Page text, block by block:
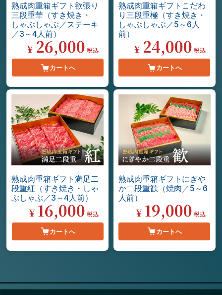
熟成肉重箱ギフト欲張り
三段重華（すき焼き・
しゃぶしゃぶ／ステーキ
／3～4人前）
¥ 26,000 税込
カートへ
熟成肉重箱ギフトこだわ
り三段重極（すき焼き・
しゃぶしゃぶ／5～6人
前）
¥ 24,000 税込
カートへ
熟成肉重箱ギフト満足二
段重紅（すき焼き・しゃ
ぶしゃぶ／3～4人前）
¥ 16,000 税込
カートへ
熟成肉重箱ギフトにぎや
か二段重歓（焼肉／5～6
人前）
¥ 19,000 税込
カートへ